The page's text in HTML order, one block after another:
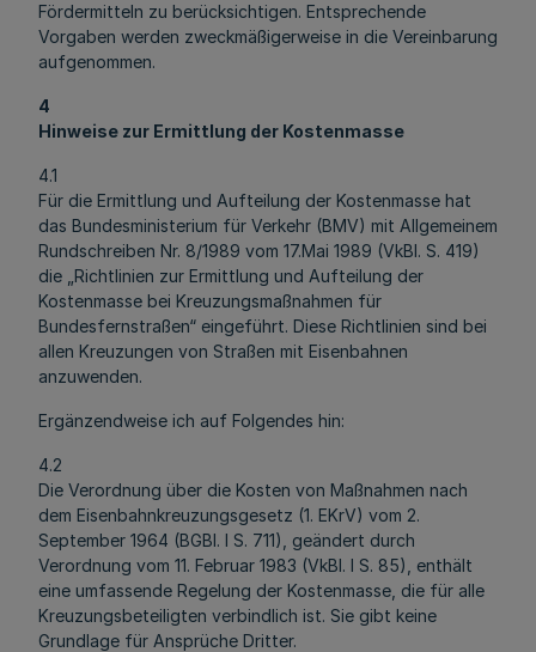
Fördermitteln zu berücksichtigen. Entsprechende
Vorgaben werden zweckmäßigerweise in die Vereinbarung
aufgenommen.
4
Hinweise zur Ermittlung der Kostenmasse
4.1
Für die Ermittlung und Aufteilung der Kostenmasse hat
das Bundesministerium für Verkehr (BMV) mit Allgemeinem
Rundschreiben Nr. 8/1989 vom 17.Mai 1989 (VkBl. S. 419)
die „Richtlinien zur Ermittlung und Aufteilung der
Kostenmasse bei Kreuzungsmaßnahmen für
Bundesfernstraßen“ eingeführt. Diese Richtlinien sind bei
allen Kreuzungen von Straßen mit Eisenbahnen
anzuwenden.
Ergänzendweise ich auf Folgendes hin:
4.2
Die Verordnung über die Kosten von Maßnahmen nach
dem Eisenbahnkreuzungsgesetz (1. EKrV) vom 2.
September 1964 (BGBl. I S. 711), geändert durch
Verordnung vom 11. Februar 1983 (VkBl. I S. 85), enthält
eine umfassende Regelung der Kostenmasse, die für alle
Kreuzungsbeteiligten verbindlich ist. Sie gibt keine
Grundlage für Ansprüche Dritter.